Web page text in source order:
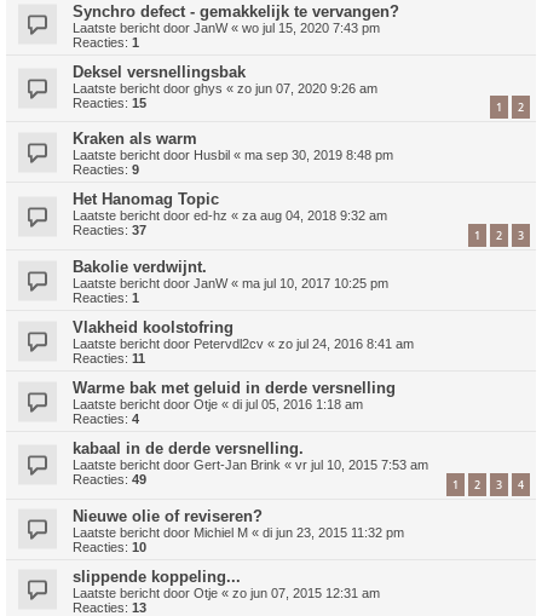
Synchro defect - gemakkelijk te vervangen?
Laatste bericht door JanW« wo jul 15, 2020 7:43 pm
Reacties: 1
Deksel versnellingsbak
Laatste bericht door ghys « zo jun 07, 2020 9:26 am
Reacties: 15 1 2
Kraken als warm
Laatste bericht door Husbil « ma sep 30, 2019 8:48 pm
Reacties: 9
Het Hanomag Topic
Laatste bericht door ed-hz « za aug 04, 2018 9:32 am
Reacties: 37 1 2 3
Bakolie verdwijnt.
Laatste bericht door JanW« ma jul 10, 2017 10:25 pm
Reacties: 1
Vlakheid koolstofring
Laatste bericht door Petervdl2cv « zo jul 24, 2016 8:41 am
Reacties: 11
Warme bak met geluid in derde versnelling
Laatste bericht door Otje « di jul 05, 2016 1:18 am
Reacties: 4
kabaal in de derde versnelling.
Laatste bericht door Gert-Jan Brink « vr jul 10, 2015 7:53 am
Reacties: 49 1 2 3 4
Nieuwe olie of reviseren?
Laatste bericht door Michiel M « di jun 23, 2015 11:32 pm
Reacties: 10
slippende koppeling...
Laatste bericht door Otje « zo jun 07, 2015 12:31 am
Reacties: 13